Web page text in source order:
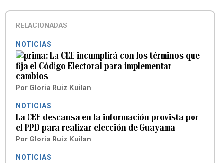
RELACIONADAS
NOTICIAS
La CEE incumplirá con los términos que
fija el Código Electoral para implementar
cambios
Por Gloria Ruiz Kuilan
NOTICIAS
La CEE descansa en la información provista por
el PPD para realizar elección de Guayama
Por Gloria Ruiz Kuilan
NOTICIAS